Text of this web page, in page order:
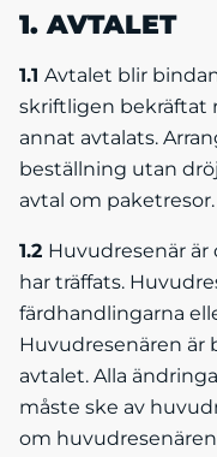
1. AVTALET
1.1 Avtalet blir
skriftligen bekräftat
annat avtalats.
beställning utan
avtal om paketresor.
1.2 Huvudresenär är
har träffats.
färdhandlingarna
Huvudresenären är
avtalet. Alla
måste ske av
om